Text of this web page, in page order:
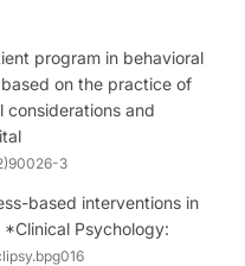
program in behavioral
on the practice of
considerations and
3
based interventions in
Psychology: